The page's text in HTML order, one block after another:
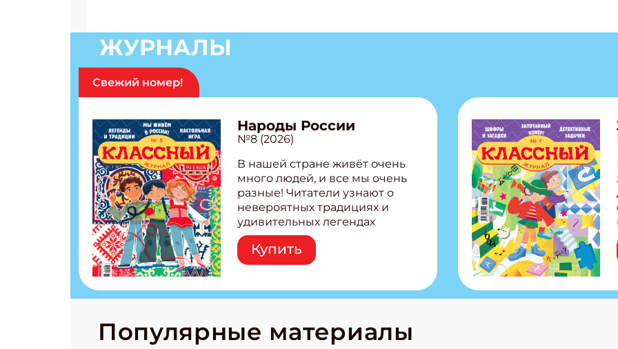
ЖУРНАЛЫ
Свежий номер!
Народы России
№8 (2026)
В нашей стране живёт очень
много людей, и все мы очень
разные! Читатели узнают о
невероятных традициях и
удивительных легендах
народов России! Внутри:
Легенды татар, башкир и
бурятов Настольная игра
странные слова Традиционные
космические приключения!
Купить
Популярные материалы